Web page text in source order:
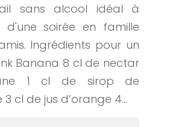
sans alcool idéal à
d'une soirée en famille
Ingrédients pour un
Banana 8 cl de nectar
1 cl de sirop de
cl de jus d’orange 4...